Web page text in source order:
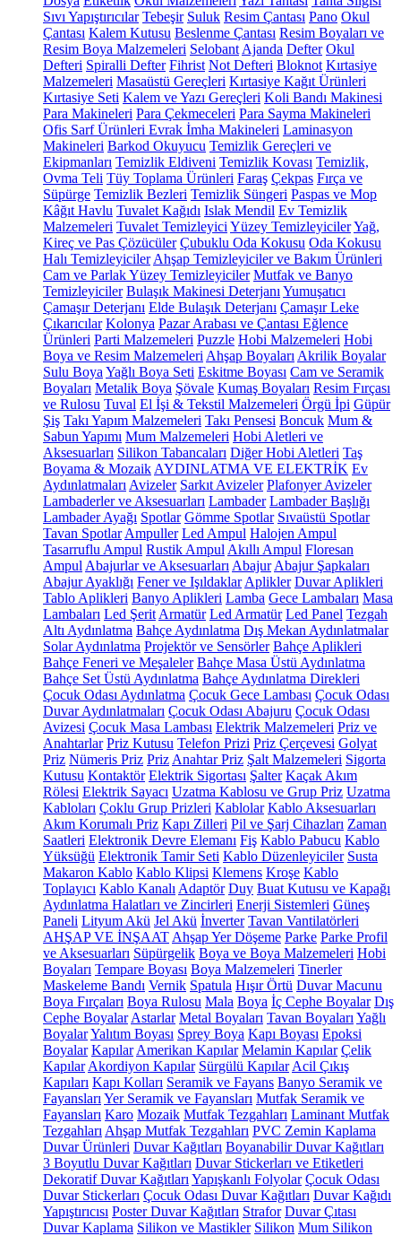
Sıvı Yapıştırıcılar Tebeşir Suluk Resim Çantası Pano Okul
Çantası Kalem Kutusu Beslenme Çantası Resim Boyaları ve
Resim Boya Malzemeleri Selobant Ajanda Defter Okul
Defteri Spiralli Defter Fihrist Not Defteri Bloknot Kırtasiye
Malzemeleri Masaüstü Gereçleri Kırtasiye Kağıt Ürünleri
Kırtasiye Seti Kalem ve Yazı Gereçleri Koli Bandı Makinesi
Para Makineleri Para Çekmeceleri Para Sayma Makineleri
Ofis Sarf Ürünleri Evrak İmha Makineleri Laminasyon
Makineleri Barkod Okuyucu Temizlik Gereçleri ve
Ekipmanları Temizlik Eldiveni Temizlik Kovası Temizlik,
Ovma Teli Tüy Toplama Ürünleri Faraş Çekpas Fırça ve
Süpürge Temizlik Bezleri Temizlik Süngeri Paspas ve Mop
Kâğıt Havlu Tuvalet Kağıdı Islak Mendil Ev Temizlik
Malzemeleri Tuvalet Temizleyici Yüzey TemizleyicilerYağ,
Kireç ve Pas Çözücüler Çubuklu Oda Kokusu Oda Kokusu
Halı Temizleyiciler Ahşap Temizleyiciler ve Bakım Ürünleri
Cam ve Parlak Yüzey Temizleyiciler Mutfak ve Banyo
Temizleyiciler Bulaşık Makinesi Deterjanı Yumuşatıcı
Çamaşır Deterjanı Elde Bulaşık Deterjanı Çamaşır Leke
Çıkarıcılar Kolonya Pazar Arabası ve Çantası Eğlence
Ürünleri Parti Malzemeleri Puzzle Hobi Malzemeleri Hobi
Boya ve Resim Malzemeleri Ahşap Boyaları Akrilik Boyalar
Sulu Boya Yağlı Boya Seti Eskitme Boyası Cam ve Seramik
Boyaları Metalik Boya Şövale Kumaş Boyaları Resim Fırçası
ve Rulosu Tuval El İşi & Tekstil Malzemeleri Örgü İpi Güpür
Şiş Takı Yapım Malzemeleri Takı Pensesi Boncuk Mum &
Sabun Yapımı Mum Malzemeleri Hobi Aletleri ve
Aksesuarları Silikon Tabancaları Diğer Hobi Aletleri Taş
Boyama & Mozaik AYDINLATMA VE ELEKTRİK Ev
Aydınlatmaları Avizeler Sarkıt Avizeler Plafonyer Avizeler
Lambaderler ve Aksesuarları Lambader Lambader Başlığı
Lambader Ayağı Spotlar Gömme Spotlar Sıvaüstü Spotlar
Tavan Spotlar Ampuller Led Ampul Halojen Ampul
Tasarruflu Ampul Rustik Ampul Akıllı Ampul Floresan
Ampul Abajurlar ve Aksesuarları Abajur Abajur Şapkaları
Abajur Ayaklığı Fener ve Işıldaklar Aplikler Duvar Aplikleri
Tablo Aplikleri Banyo Aplikleri Lamba Gece Lambaları Masa
Lambaları Led Şerit Armatür Led Armatür Led Panel Tezgah
Altı Aydınlatma Bahçe Aydınlatma Dış Mekan Aydınlatmalar
Solar Aydınlatma Projektör ve Sensörler Bahçe Aplikleri
Bahçe Feneri ve Meşaleler Bahçe Masa Üstü Aydınlatma
Bahçe Set Üstü Aydınlatma Bahçe Aydınlatma Direkleri
Çocuk Odası Aydınlatma Çocuk Gece Lambası Çocuk Odası
Duvar Aydınlatmaları Çocuk Odası Abajuru Çocuk Odası
Avizesi Çocuk Masa Lambası Elektrik Malzemeleri Priz ve
Anahtarlar Priz Kutusu Telefon Prizi Priz Çerçevesi Golyat
Priz Nümeris Priz Priz Anahtar Priz Şalt Malzemeleri Sigorta
Kutusu Kontaktör Elektrik Sigortası Şalter Kaçak Akım
Rölesi Elektrik Sayacı Uzatma Kablosu ve Grup Priz Uzatma
Kabloları Çoklu Grup Prizleri Kablolar Kablo Aksesuarları
Akım Korumalı Priz Kapı Zilleri Pil ve Şarj Cihazları Zaman
Saatleri Elektronik Devre Elemanı Fiş Kablo Pabucu Kablo
Yüksüğü Elektronik Tamir Seti Kablo Düzenleyiciler Susta
Makaron Kablo Kablo Klipsi Klemens Kroşe Kablo
Toplayıcı Kablo Kanalı Adaptör Duy Buat Kutusu ve Kapağı
Aydınlatma Halatları ve Zincirleri Enerji Sistemleri Güneş
Paneli Lityum Akü Jel Akü İnverter Tavan Vantilatörleri
AHŞAP VE İNŞAAT Ahşap Yer Döşeme Parke Parke Profil
ve Aksesuarları Süpürgelik Boya ve Boya Malzemeleri Hobi
Boyaları Tempare Boyası Boya Malzemeleri Tinerler
Maskeleme Bandı Vernik Spatula Hışır Örtü Duvar Macunu
Boya Fırçaları Boya Rulosu Mala Boya İç Cephe Boyalar Dış
Cephe Boyalar Astarlar Metal Boyaları Tavan Boyaları Yağlı
BoyalarYalıtım Boyası Sprey Boya Kapı Boyası Epoksi
Boyalar Kapılar Amerikan Kapılar Melamin Kapılar Çelik
Kapılar Akordiyon Kapılar Sürgülü Kapılar Acil Çıkış
Kapıları Kapı Kolları Seramik ve Fayans Banyo Seramik ve
Fayansları Yer Seramik ve Fayansları Mutfak Seramik ve
Fayansları Karo Mozaik Mutfak Tezgahları Laminant Mutfak
Tezgahları Ahşap Mutfak Tezgahları PVC Zemin Kaplama
Duvar Ürünleri Duvar Kağıtları Boyanabilir Duvar Kağıtları
3 Boyutlu Duvar Kağıtları Duvar Stickerları ve Etiketleri
Dekoratif Duvar Kağıtları Yapışkanlı Folyolar Çocuk Odası
Duvar Stickerları Çocuk Odası Duvar Kağıtları Duvar Kağıdı
Yapıştırıcısı Poster Duvar Kağıtları Strafor Duvar Çıtası
Duvar Kaplama Silikon ve Mastikler Silikon Mum Silikon